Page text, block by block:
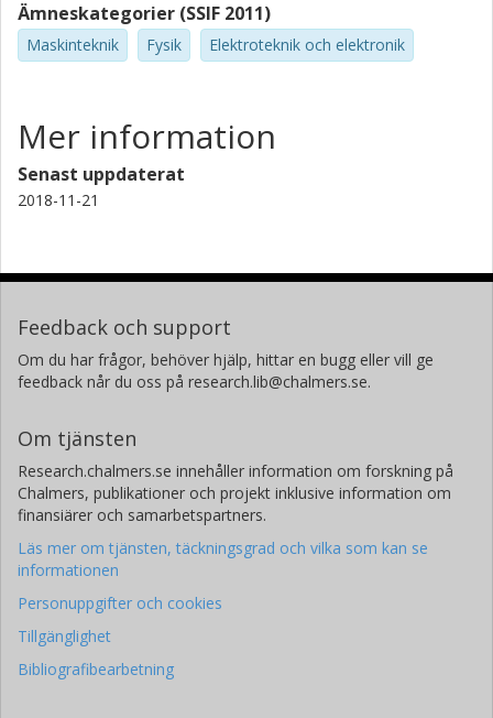
Ämneskategorier (SSIF 2011)
Maskinteknik Fysik Elektroteknik och elektronik
Mer information
Senast uppdaterat
2018-11-21
Feedback och support
Om du har frågor, behöver hjälp, hittar en bugg eller vill ge
feedback når du oss på research.lib@chalmers.se.
Om tjänsten
Research.chalmers.se innehåller information om forskning på
Chalmers, publikationer och projekt inklusive information om
finansiärer och samarbetspartners.
Läs mer om tjänsten, täckningsgrad och vilka som kan se
informationen
Personuppgifter och cookies
Tillgänglighet
Bibliografibearbetning